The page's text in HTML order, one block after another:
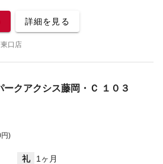
詳細を見る
口店
ークアクシス藤岡・Ｃ １０３
)
礼
1ヶ月